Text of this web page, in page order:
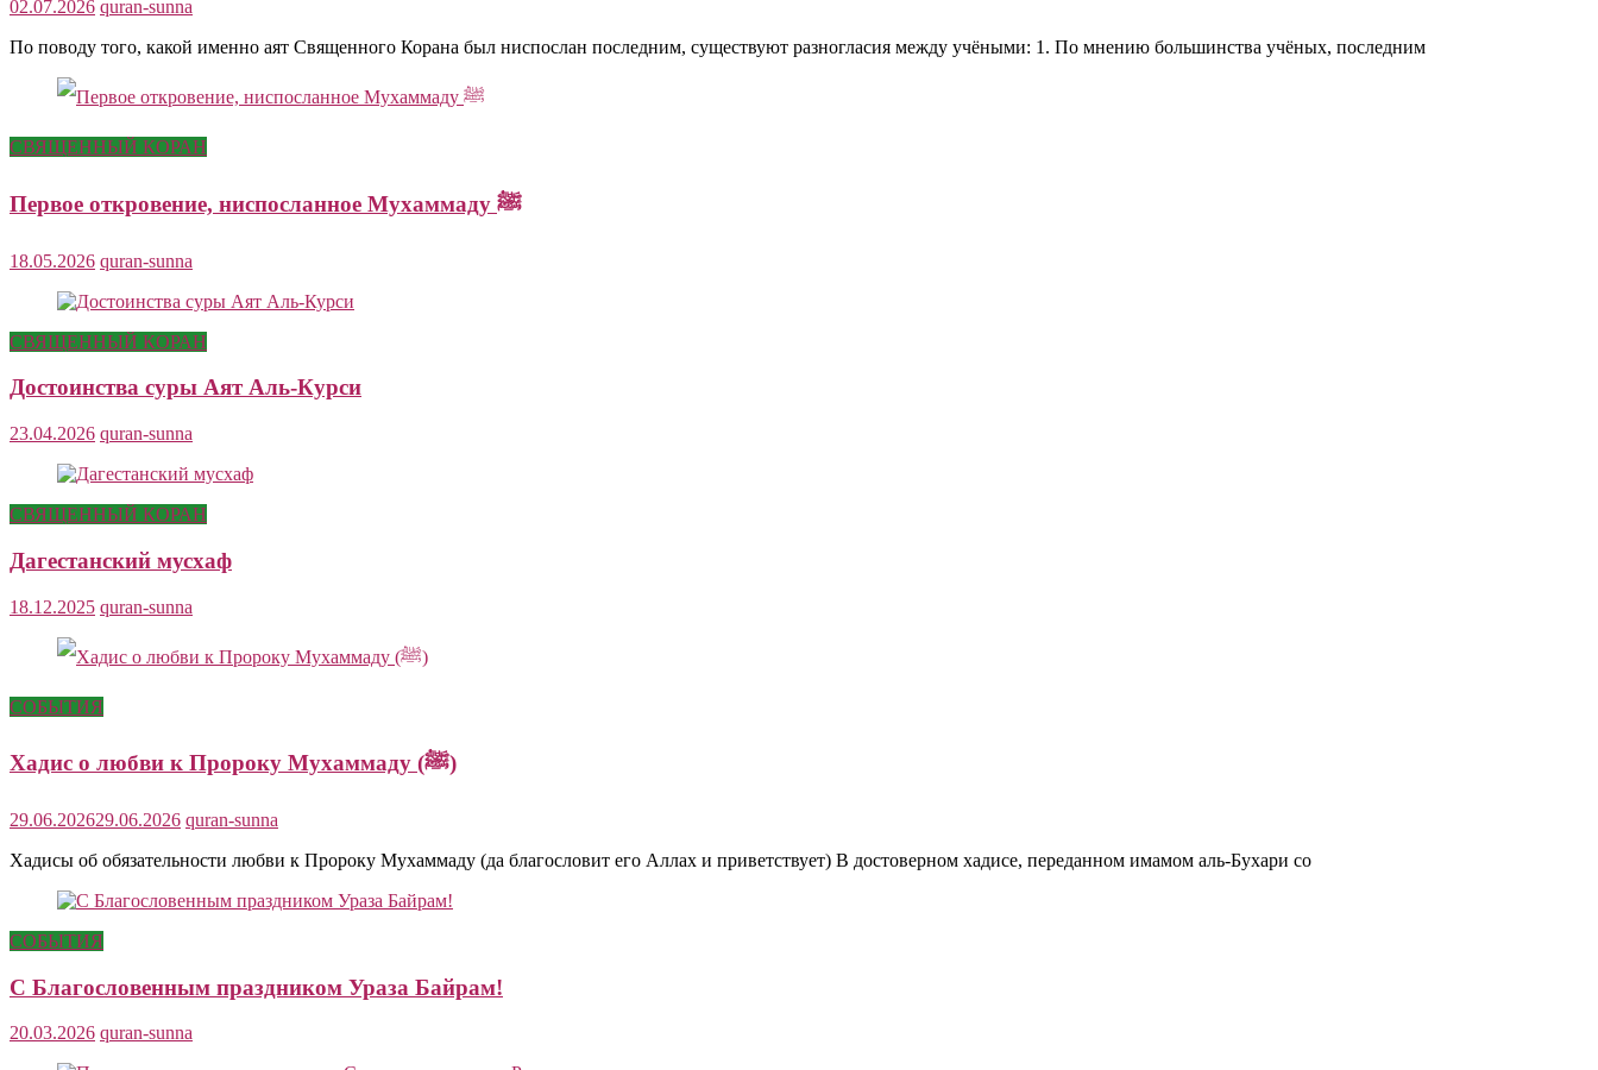
02.07.2026 quran-sunna
По поводу того, какой именно аят Священного Корана был ниспослан последним, существуют разногласия между учёными: 1. По мнению большинства учёных, последним
СВЯЩЕННЫЙ КОРАН
Первое откровение, ниспосланное Мухаммаду ﷺ
18.05.2026 quran-sunna
СВЯЩЕННЫЙ КОРАН
Достоинства суры Аят Аль-Курси
23.04.2026 quran-sunna
СВЯЩЕННЫЙ КОРАН
Дагестанский мусхаф
18.12.2025 quran-sunna
СОБЫТИЯ
Хадис о любви к Пророку Мухаммаду (ﷺ)
29.06.202629.06.2026 quran-sunna
Хадисы об обязательности любви к Пророку Мухаммаду (да благословит его Аллах и приветствует) В достоверном хадисе, переданном имамом аль-Бухари со
СОБЫТИЯ
С Благословенным праздником Ураза Байрам!
20.03.2026 quran-sunna